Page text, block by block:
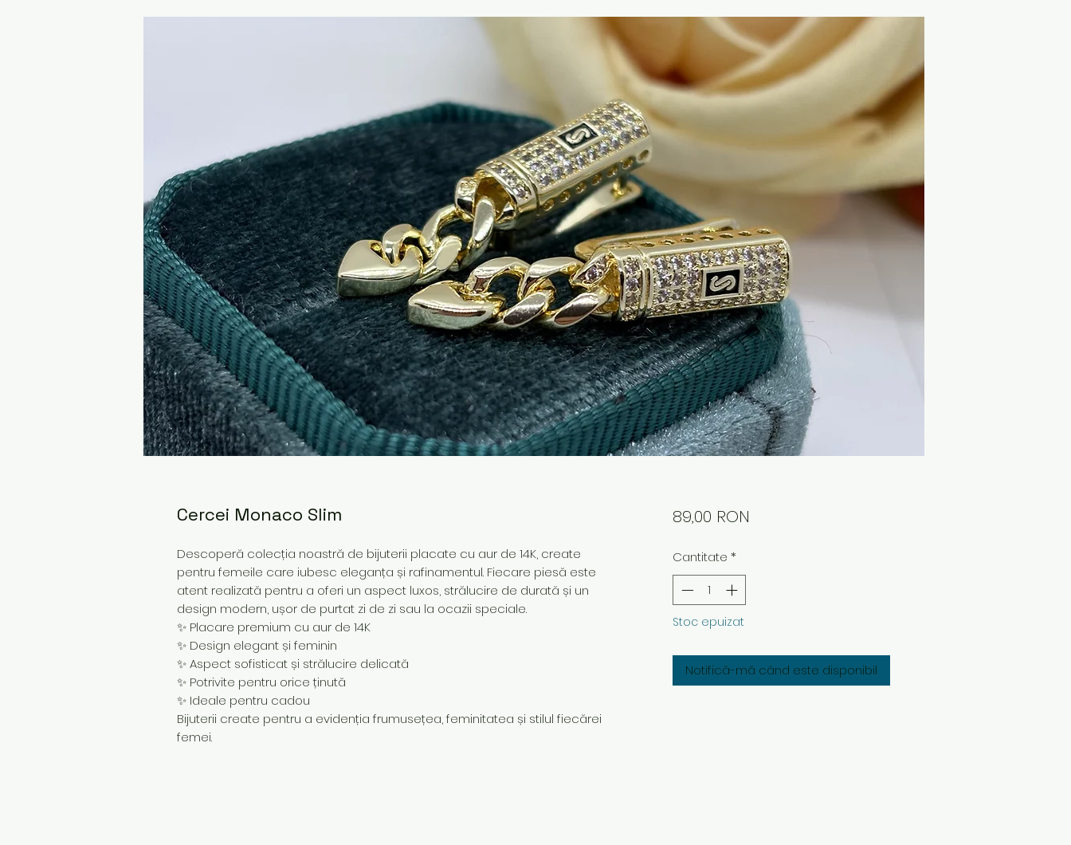
Cercei Monaco Slim
Descoperă colecția noastră de bijuterii placate cu aur de 14K, create
pentru femeile care iubesc eleganța și rafinamentul. Fiecare piesă este
atent realizată pentru a oferi un aspect luxos, strălucire de durată și un
design modern, ușor de purtat zi de zi sau la ocazii speciale.
✨ Placare premium cu aur de 14K
✨ Design elegant și feminin
✨ Aspect sofisticat și strălucire delicată
✨ Potrivite pentru orice ținută
✨ Ideale pentru cadou
Bijuterii create pentru a evidenția frumusețea, feminitatea și stilul fiecărei
femei.
89,00 RON
Cantitate *
Stoc epuizat
Notifică-mă când este disponibil